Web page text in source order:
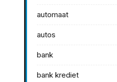
automaat
autos
bank
bank krediet